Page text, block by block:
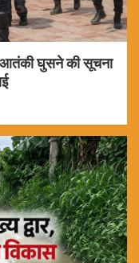
घुसने की सूचना